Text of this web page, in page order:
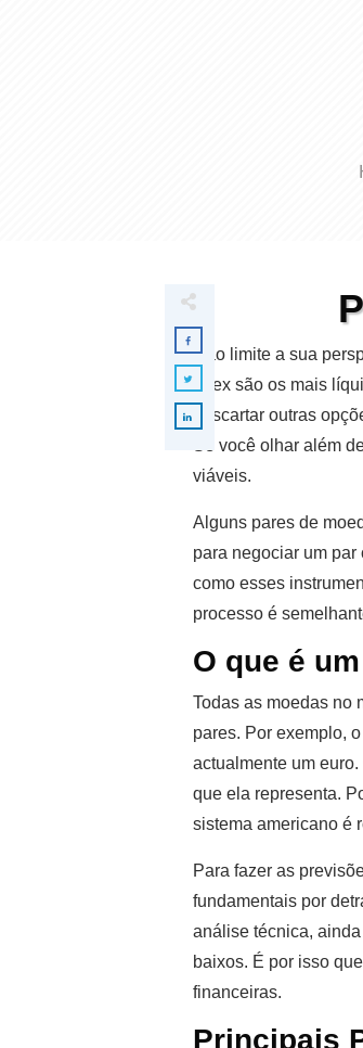
Não limite a sua
forex são os mais
descartar outras
Se você olhar além
viáveis.
Alguns pares de
para negociar um
como esses
processo é
O que é
Todas as moedas no
pares. Por exemplo,
actualmente um
que ela representa.
sistema americano é
Para fazer as
fundamentais por
análise técnica,
baixos. É por isso
financeiras.
Principais